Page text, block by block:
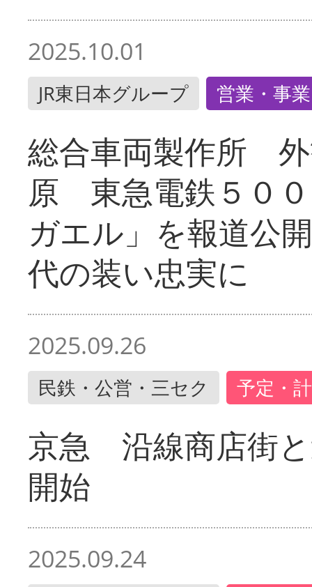
2025.10.01
JR東日本グループ 営業・事
総合車両製作所
原 東急電鉄５０
ガエル」を報道公
代の装い忠実に
2025.09.26
民鉄・公営・三セク 予定・
京急 沿線商店街
開始
2025.09.24